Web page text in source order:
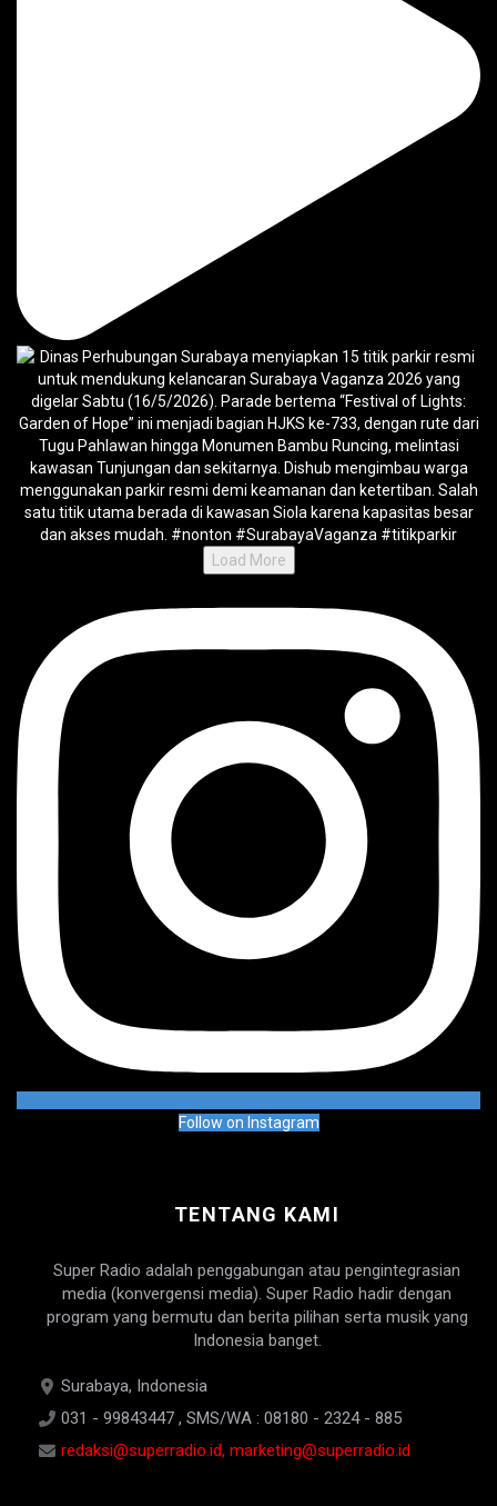
Load More
Follow on Instagram
TENTANG KAMI
Super Radio adalah penggabungan atau pengintegrasian
media (konvergensi media). Super Radio hadir dengan
program yang bermutu dan berita pilihan serta musik yang
Indonesia banget.
Surabaya, Indonesia
031 - 99843447 , SMS/WA : 08180 - 2324 - 885
redaksi@superradio.id, marketing@superradio.id